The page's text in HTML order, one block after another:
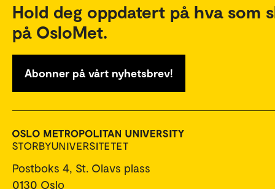
Hold deg oppdatert på hva som
på OsloMet.
Abonner på vårt nyhetsbrev!
Postboks 4, St. Olavs plass
0130 Oslo